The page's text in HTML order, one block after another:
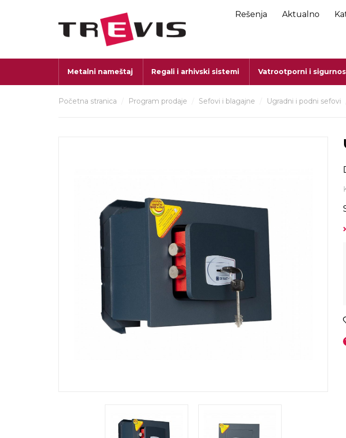
Rešenja Aktualno
Metalni nameštaj Regali i arhivski sistemi Vatrootporni i
Početna stranica Program prodaje Sefovi i blagajne Ugradni i podni sefovi